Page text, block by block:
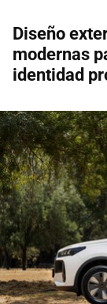
Diseño
modernas
identidad